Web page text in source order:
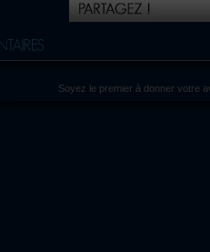
Soyez le premier à donner votre